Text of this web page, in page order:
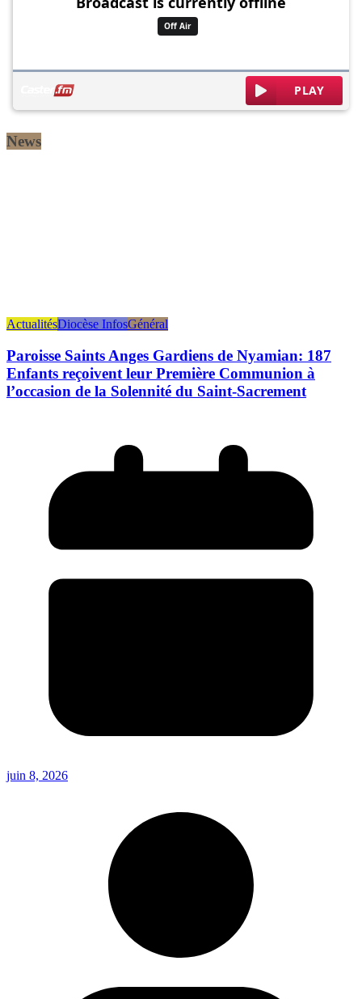
News
ActualitésDiocèse InfosGénéral
Paroisse Saints Anges Gardiens de Nyamian: 187
Enfants reçoivent leur Première Communion à
l’occasion de la Solennité du Saint-Sacrement
juin 8, 2026